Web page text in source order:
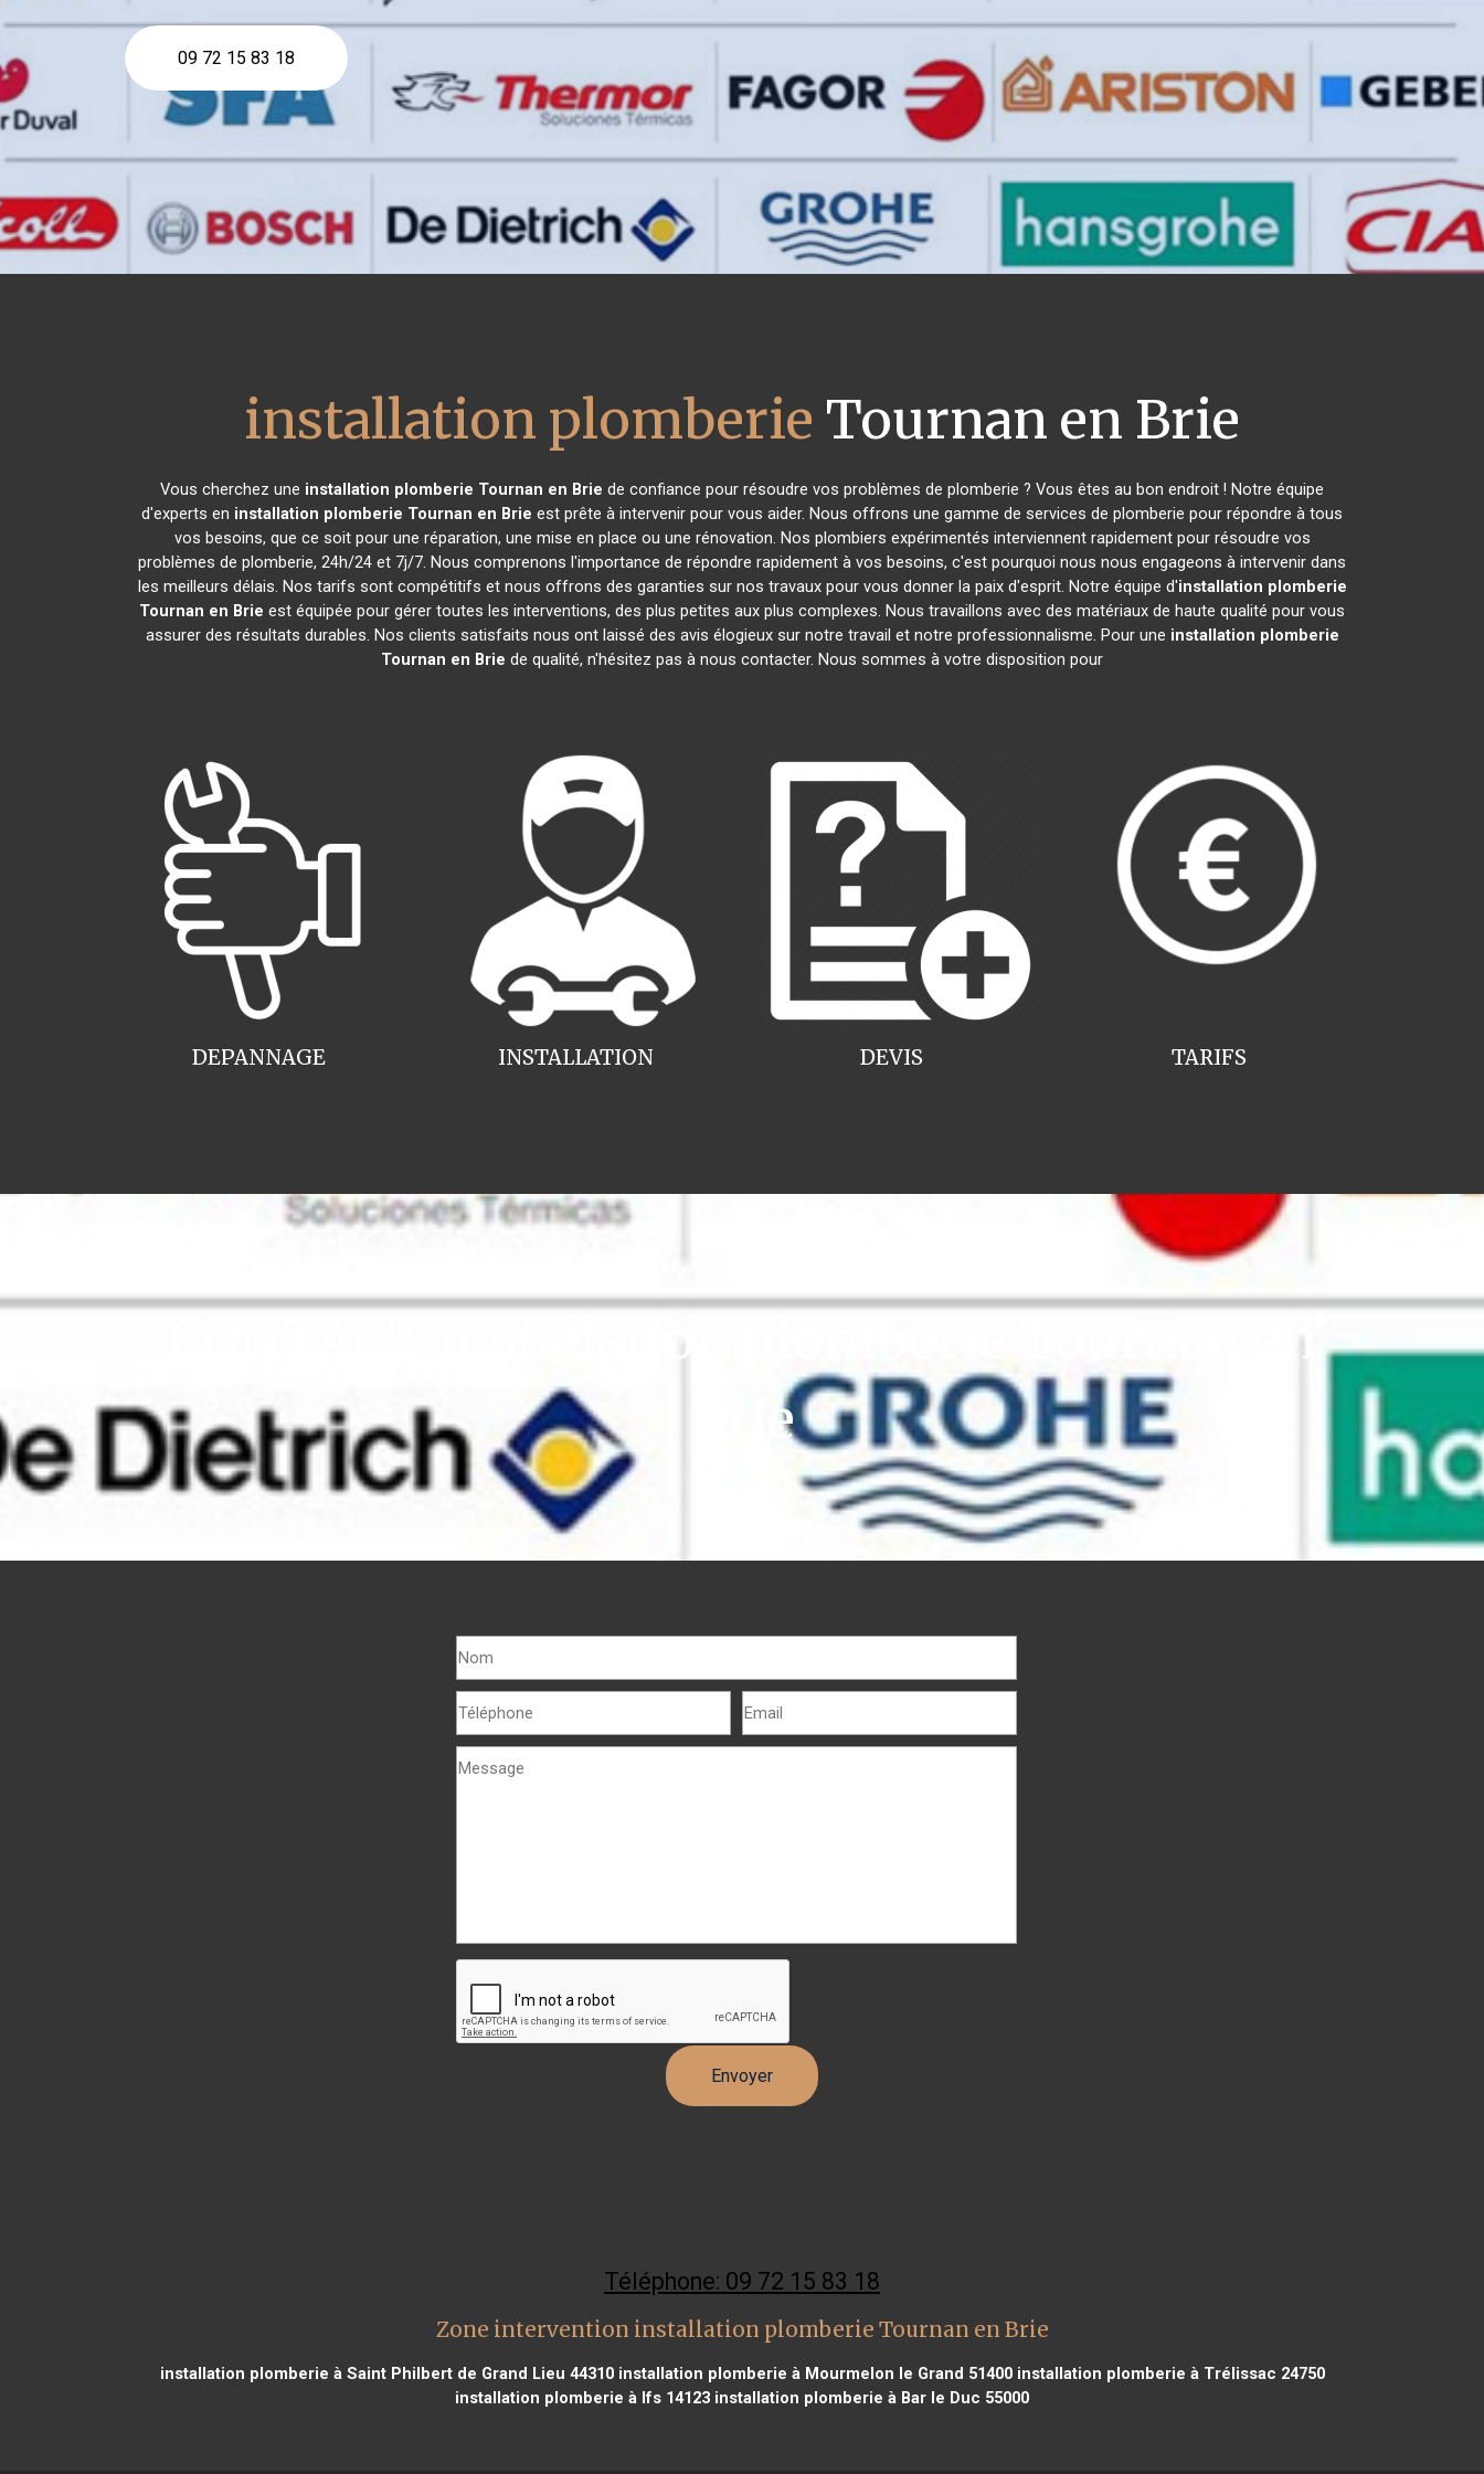
09 72 15 83 18
installation plomberie Tournan en Brie
Vous cherchez une installation plomberie Tournan en Brie de confiance pour résoudre vos problèmes de plomberie ? Vous êtes au bon endroit ! Notre équipe
d'experts en installation plomberie Tournan en Brie est prête à intervenir pour vous aider. Nous offrons une gamme de services de plomberie pour répondre à tous
vos besoins, que ce soit pour une réparation, une mise en place ou une rénovation. Nos plombiers expérimentés interviennent rapidement pour résoudre vos
problèmes de plomberie, 24h/24 et 7j/7. Nous comprenons l'importance de répondre rapidement à vos besoins, c'est pourquoi nous nous engageons à intervenir dans
les meilleurs délais. Nos tarifs sont compétitifs et nous offrons des garanties sur nos travaux pour vous donner la paix d'esprit. Notre équipe d'installation plomberie
Tournan en Brie est équipée pour gérer toutes les interventions, des plus petites aux plus complexes. Nous travaillons avec des matériaux de haute qualité pour vous
assurer des résultats durables. Nos clients satisfaits nous ont laissé des avis élogieux sur notre travail et notre professionnalisme. Pour une installation plomberie
Tournan en Brie de qualité, n'hésitez pas à nous contacter. Nous sommes à votre disposition pour
INSTALLATION
DEPANNAGE TARIFS
DEVIS
CONTACT installation plomberie Tournan en
Brie
Téléphone: 09 72 15 83 18
Zone intervention installation plomberie Tournan en Brie
installation plomberie à Saint Philbert de Grand Lieu 44310installation plomberie à Mourmelon le Grand 51400installation plomberie à Trélissac 24750
installation plomberie à Ifs 14123 installation plomberie à Bar le Duc 55000